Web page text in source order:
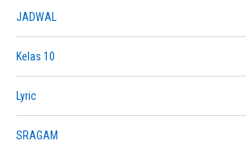
JADWAL
Kelas 10
Lyric
SRAGAM